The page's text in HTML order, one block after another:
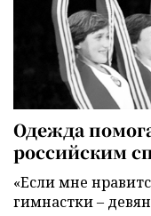
Одежда
российским
«Если мне
гимнастки –